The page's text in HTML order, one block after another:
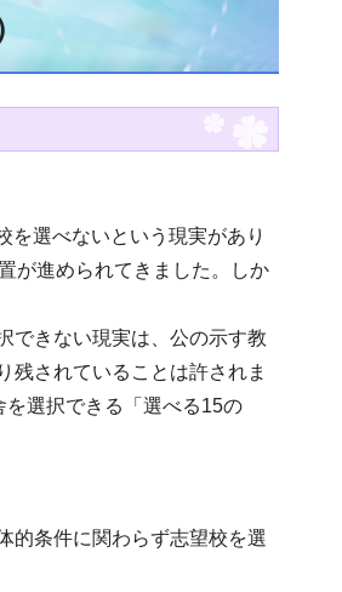
を選べないという現実があり
が進められてきました。しか
できない現実は、公の示す教
残されていることは許されま
選択できる「選べる15の
的条件に関わらず志望校を選